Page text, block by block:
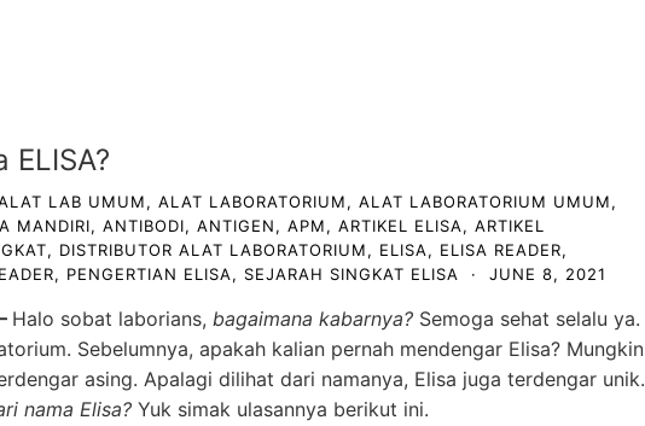
LAB UMUM, ALAT LABORATORIUM, ALAT LABORATORIUM UMUM,
MANDIRI, ANTIBODI, ANTIGEN, APM, ARTIKEL ELISA, ARTIKEL
, DISTRIBUTOR ALAT LABORATORIUM, ELISA, ELISA READER,
, PENGERTIAN ELISA, SEJARAH SINGKAT ELISA · JUNE 8, 2021
Halo sobat laborians, bagaimana kabarnya? Semoga sehat selalu ya.
Sebelumnya, apakah kalian pernah mendengar Elisa? Mungkin
asing. Apalagi dilihat dari namanya, Elisa juga terdengar unik.
nama Elisa? Yuk simak ulasannya berikut ini.